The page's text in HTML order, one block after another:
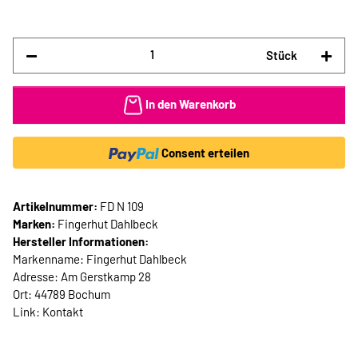
Stück
In den Warenkorb
Consent erteilen
Artikelnummer: FD N 109
Marken: Fingerhut Dahlbeck
Hersteller Informationen:
Markenname: Fingerhut Dahlbeck
Adresse: Am Gerstkamp 28
Ort: 44789 Bochum
Link: Kontakt